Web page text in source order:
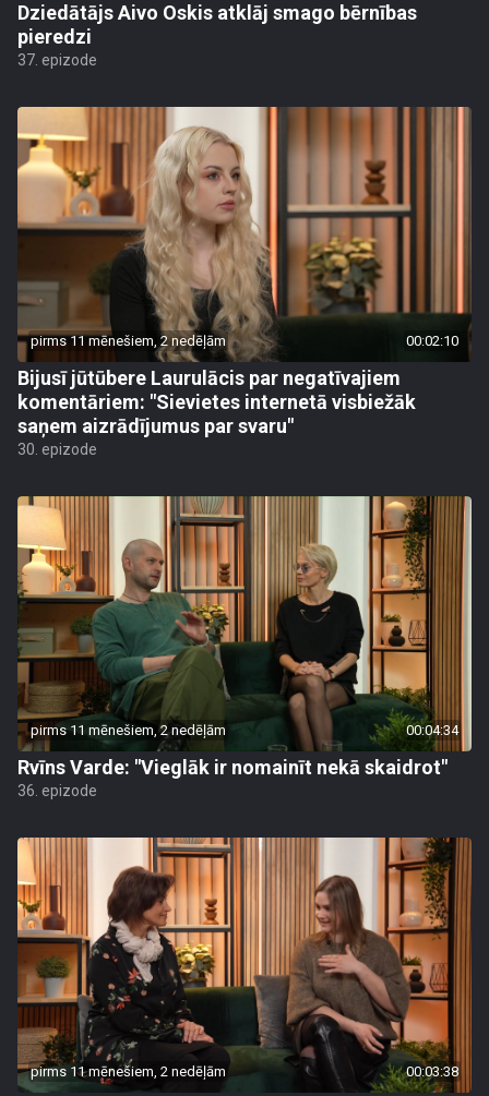
Dziedātājs Aivo Oskis atklāj smago bērnības
pieredzi
37. epizode
pirms 11 mēnešiem, 2 nedēļām 00:02:10
Bijusī jūtūbere Laurulācis par negatīvajiem
komentāriem: "Sievietes internetā visbiežāk
saņem aizrādījumus par svaru"
30. epizode
pirms 11 mēnešiem, 2 nedēļām 00:04:34
Rvīns Varde: "Vieglāk ir nomainīt nekā skaidrot"
36. epizode
pirms 11 mēnešiem, 2 nedēļām 00:03:38